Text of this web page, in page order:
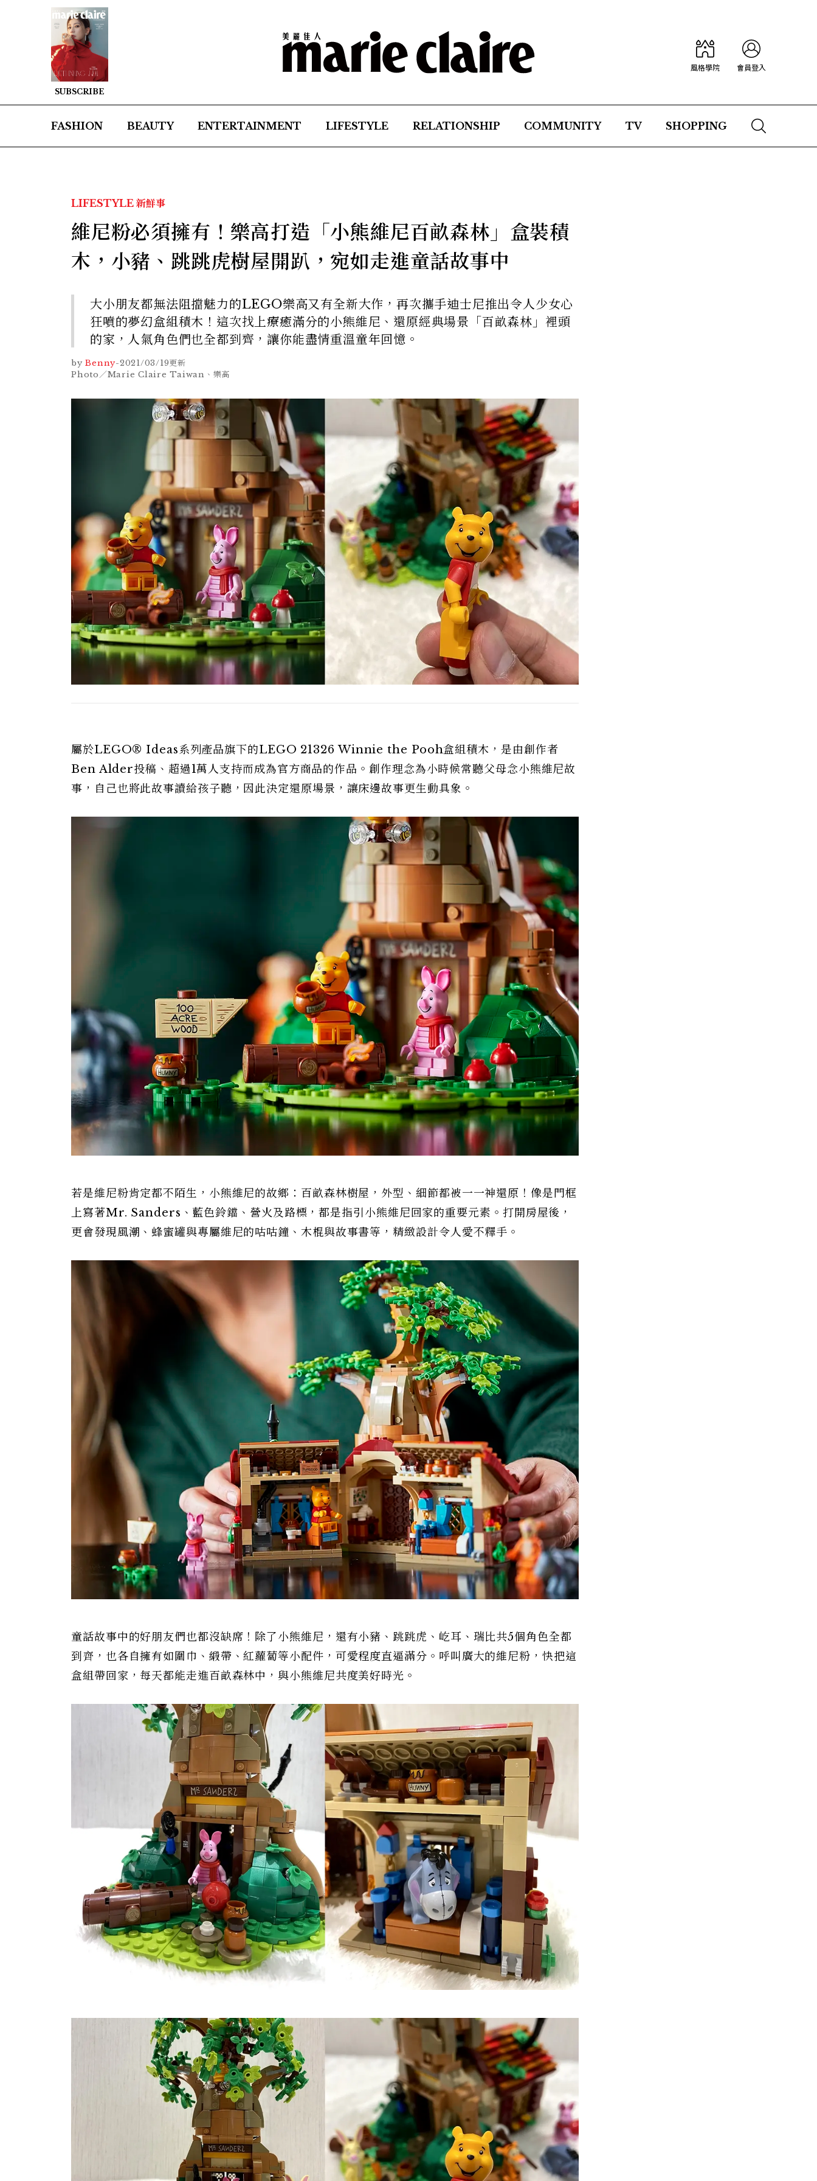
SUBSCRIBE
風格學院 會員登入
FASHION BEAUTY ENTERTAINMENT LIFESTYLE RELATIONSHIP COMMUNITY TV SHOPPING
LIFESTYLE 新鮮事
維尼粉必須擁有！樂高打造「小熊維尼百畝森林」盒裝積
木，小豬、跳跳虎樹屋開趴，宛如走進童話故事中
大小朋友都無法阻擋魅力的LEGO樂高又有全新大作，再次攜手迪士尼推出令人少女心
狂噴的夢幻盒組積木！這次找上療癒滿分的小熊維尼、還原經典場景「百畝森林」裡頭
的家，人氣角色們也全都到齊，讓你能盡情重溫童年回憶。
by Benny-2021/03/19更新
Photo／Marie Claire Taiwan、樂高
屬於LEGO® Ideas系列產品旗下的LEGO 21326 Winnie the Pooh盒組積木，是由創作者
Ben Alder投稿、超過1萬人支持而成為官方商品的作品。創作理念為小時候常聽父母念小熊維尼故
事，自己也將此故事讀給孩子聽，因此決定還原場景，讓床邊故事更生動具象。
若是維尼粉肯定都不陌生，小熊維尼的故鄉：百畝森林樹屋，外型、細節都被一一神還原！像是門框
上寫著Mr. Sanders、藍色鈴鐺、營火及路標，都是指引小熊維尼回家的重要元素。打開房屋後，
更會發現風潮、蜂蜜罐與專屬維尼的咕咕鐘、木棍與故事書等，精緻設計令人愛不釋手。
童話故事中的好朋友們也都沒缺席！除了小熊維尼，還有小豬、跳跳虎、屹耳、瑞比共5個角色全都
到齊，也各自擁有如圍巾、緞帶、紅蘿蔔等小配件，可愛程度直逼滿分。呼叫廣大的維尼粉，快把這
盒組帶回家，每天都能走進百畝森林中，與小熊維尼共度美好時光。